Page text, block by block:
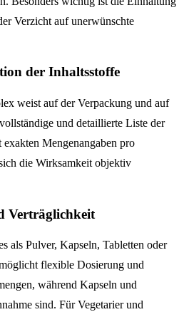
Verzicht auf unerwünschte
der Inhaltsstoffe
weist auf der Verpackung und auf
und detaillierte Liste der
Mengenangaben pro
die Wirksamkeit objektiv
Verträglichkeit
als Pulver, Kapseln, Tabletten oder
flexible Dosierung und
während Kapseln und
sind. Für Vegetarier und